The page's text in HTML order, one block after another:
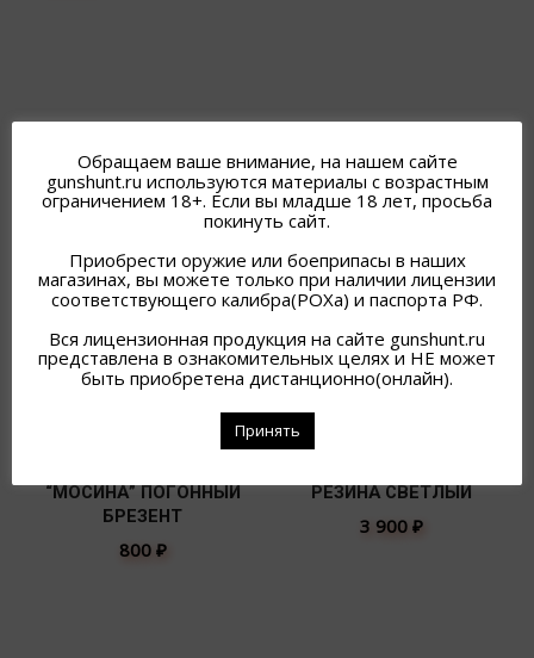
ПОХОЖИЕ ТОВАРЫ
“МОСИНА” ПОГОННЫЙ
БРЕЗЕНТ
800 ₽
РЕЗИНА СВЕТЛЫЙ
3 900 ₽
Обращаем ваше внимание, на нашем сайте
gunshunt.ru используются материалы с возрастным
ограничением 18+. Если вы младше 18 лет, просьба
покинуть сайт.
Приобрести оружие или боеприпасы в наших
магазинах, вы можете только при наличии лицензии
соответствующего калибра(РОХа) и паспорта РФ.
Вся лицензионная продукция на сайте gunshunt.ru
представлена в ознакомительных целях и НЕ может
быть приобретена дистанционно(онлайн).
Принять